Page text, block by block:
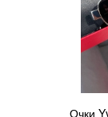
Очки